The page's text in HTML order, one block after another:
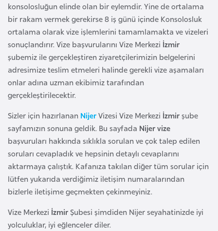
konsolosluğun elinde olan bir eylemdir. Yine de ortalama
bir rakam vermek gerekirse 8 iş günü içinde Konsolosluk
ortalama olarak vize işlemlerini tamamlamakta ve vizeleri
sonuçlandırır. Vize başvurularını Vize Merkezi İzmir
şubemiz ile gerçekleştiren ziyaretçilerimizin belgelerini
adresimize teslim etmeleri halinde gerekli vize aşamaları
onlar adına uzman ekibimiz tarafından
gerçekleştirilecektir.
Sizler için hazırlanan NijerVizesi Vize Merkezi İzmirşube
sayfamızın sonuna geldik. Bu sayfada Nijer vize
başvuruları hakkında sıklıkla sorulan ve çok talep edilen
soruları cevapladık ve hepsinin detaylı cevaplarını
aktarmaya çalıştık. Kafanıza takılan diğer tüm sorular için
lütfen yukarıda verdiğimiz iletişim numaralarından
bizlerle iletişime geçmekten çekinmeyiniz.
Vize Merkezi İzmirŞubesi şimdiden Nijer seyahatinizde iyi
yolculuklar, iyi eğlenceler diler.
C
e
z
a
y
i
r
C
i
b
u
t
i
i